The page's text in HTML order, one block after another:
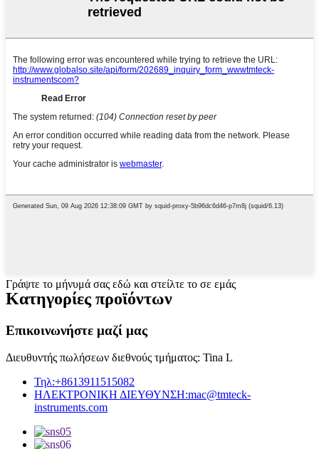
Γράψτε το μήνυμά σας εδώ και στείλτε το σε εμάς
Κατηγορίες προϊόντων
Επικοινωνήστε μαζί μας
Διευθυντής πωλήσεων διεθνούς τμήματος: Tina L
Τηλ:+8613911515082
ΗΛΕΚΤΡΟΝΙΚΗ ΔΙΕΥΘΥΝΣΗ:mac@tmteck-
instruments.com